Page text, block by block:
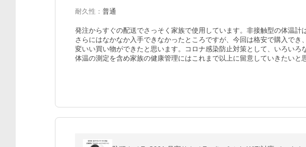
耐久性 ： 普通
発注からすぐの配送でさっそく家族で使用しています。非接触型の体温計
さらにはなかなか入手できなかったところですが、今回は格安で購入でき
変いい買い物ができたと思います。コロナ感染防止対策として、いろいろ
体温の測定を含め家族の健康管理にはこれまで以上に留意していきたいと